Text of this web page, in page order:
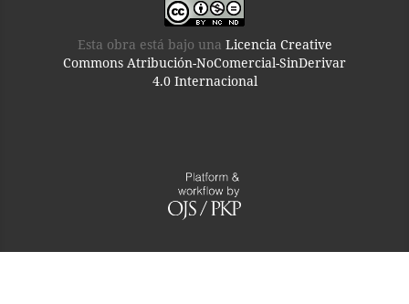
Esta obra está bajo una Licencia Creative
Commons Atribución-NoComercial-SinDerivar
4.0 Internacional